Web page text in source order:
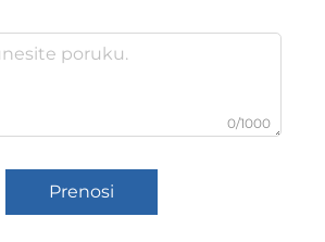
0/1000
Prenosi